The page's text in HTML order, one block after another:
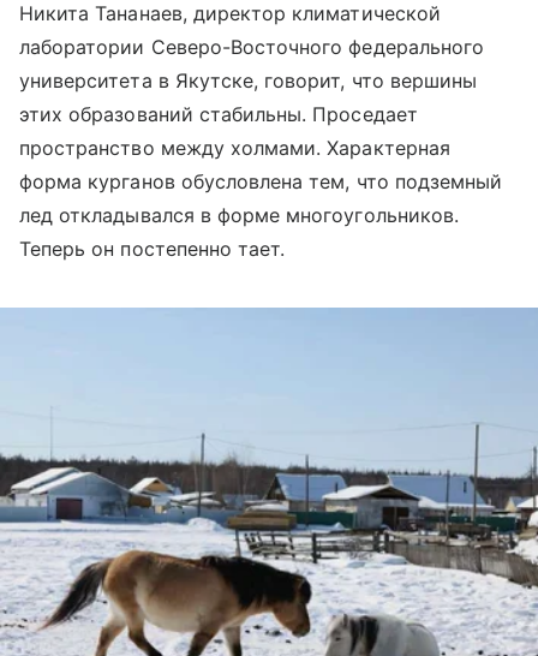
Никита Тананаев, директор климатической
лаборатории Северо-Восточного федерального
университета в Якутске, говорит, что вершины
этих образований стабильны. Проседает
пространство между холмами. Характерная
форма курганов обусловлена тем, что подземный
лед откладывался в форме многоугольников.
Теперь он постепенно тает.